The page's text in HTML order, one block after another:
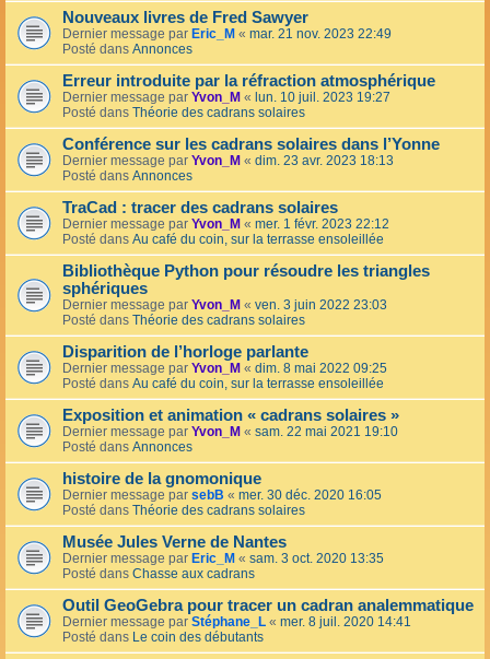
Nouveaux livres de Fred Sawyer
Dernier message par Eric_M « mar. 21 nov. 2023 22:49
Posté dans Annonces
Erreur introduite par la réfraction atmosphérique
Dernier message par Yvon_M « lun. 10 juil. 2023 19:27
Posté dans Théorie des cadrans solaires
Conférence sur les cadrans solaires dans l’Yonne
Dernier message par Yvon_M « dim. 23 avr. 2023 18:13
Posté dans Annonces
TraCad : tracer des cadrans solaires
Dernier message par Yvon_M « mer. 1 févr. 2023 22:12
Posté dans Au café du coin, sur la terrasse ensoleillée
Bibliothèque Python pour résoudre les triangles
sphériques
Dernier message par Yvon_M « ven. 3 juin 2022 23:03
Posté dans Théorie des cadrans solaires
Disparition de l’horloge parlante
Dernier message par Yvon_M « dim. 8 mai 2022 09:25
Posté dans Au café du coin, sur la terrasse ensoleillée
Exposition et animation « cadrans solaires »
Dernier message par Yvon_M « sam. 22 mai 2021 19:10
Posté dans Annonces
histoire de la gnomonique
Dernier message par sebB « mer. 30 déc. 2020 16:05
Posté dans Théorie des cadrans solaires
Musée Jules Verne de Nantes
Dernier message par Eric_M « sam. 3 oct. 2020 13:35
Posté dans Chasse aux cadrans
Outil GeoGebra pour tracer un cadran analemmatique
Dernier message par Stéphane_L « mer. 8 juil. 2020 14:41
Posté dans Le coin des débutants